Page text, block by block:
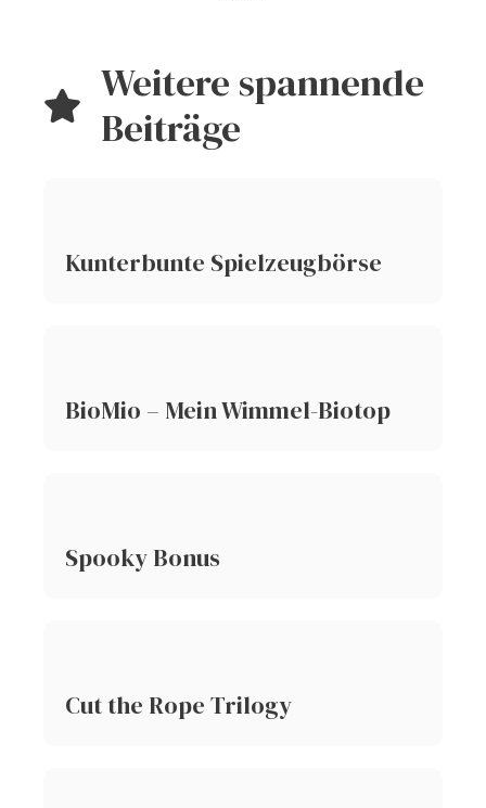
Weitere spannende
Beiträge
Kunterbunte Spielzeugbörse
BioMio – Mein Wimmel-Biotop
Spooky Bonus
Cut the Rope Trilogy